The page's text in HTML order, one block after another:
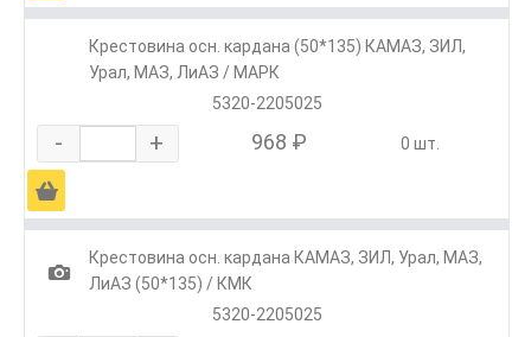
Крестовина осн. кардана (50*135) КАМАЗ, ЗИЛ,
Урал, МАЗ, ЛиАЗ / МАРК
5320-2205025
- + 968 ₽ 0 шт.
Ä
1
Крестовина осн. кардана КАМАЗ, ЗИЛ, Урал, МАЗ,
ЛиАЗ (50*135) / КМК
5320-2205025